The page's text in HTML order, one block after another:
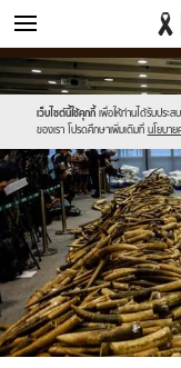
ข่าว
เว็บไซต์นี้ใช้คุกกี้ เพื่อให้ท่านได้รับประ
ของเรา โปรดศึกษาเพิ่มเติมที่ นโยบาย
Sanook
//s.isanook.com/sr/0/
new-
sanook.png
600
60
//s.isanook.com/ns/0/ud/